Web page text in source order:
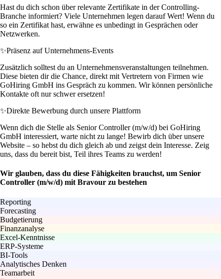
Hast du dich schon über relevante Zertifikate in der Controlling-
Branche informiert? Viele Unternehmen legen darauf Wert! Wenn du
so ein Zertifikat hast, erwähne es unbedingt in Gesprächen oder
Netzwerken.
✨Präsenz auf Unternehmens-Events
Zusätzlich solltest du an Unternehmensveranstaltungen teilnehmen.
Diese bieten dir die Chance, direkt mit Vertretern von Firmen wie
GoHiring GmbH ins Gespräch zu kommen. Wir können persönliche
Kontakte oft nur schwer ersetzen!
✨Direkte Bewerbung durch unsere Plattform
Wenn dich die Stelle als Senior Controller (m/w/d) bei GoHiring
GmbH interessiert, warte nicht zu lange! Bewirb dich über unsere
Website – so hebst du dich gleich ab und zeigst dein Interesse. Zeig
uns, dass du bereit bist, Teil ihres Teams zu werden!
Wir glauben, dass du diese Fähigkeiten brauchst, um Senior
Controller (m/w/d) mit Bravour zu bestehen
Reporting
Forecasting
Budgetierung
Finanzanalyse
Excel-Kenntnisse
ERP-Systeme
BI-Tools
Analytisches Denken
Teamarbeit